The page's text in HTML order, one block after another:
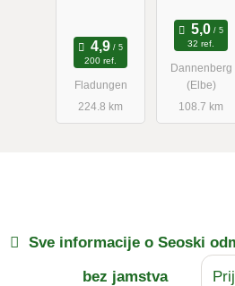
200 ref.
Fladungen
224.8 km
32 ref.
Dannenberg
(Elbe)
108.7 km
Sve informacije o Seoski
bez jamstva